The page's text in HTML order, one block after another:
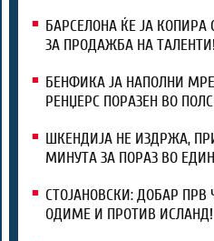
БАРСЕЛОНА ЌЕ ЈА КОПИРА
ЗА ПРОДАЖБА НА ТАЛЕНТИ!
БЕНФИКА ЈА НАПОЛНИ
РЕНЏЕРС ПОРАЗЕН ВО
ШКЕНДИЈА НЕ ИЗДРЖА,
МИНУТА ЗА ПОРАЗ ВО
СТОЈАНОВСКИ: ДОБАР ПРВ
ОДИМЕ И ПРОТИВ ИСЛАНД!